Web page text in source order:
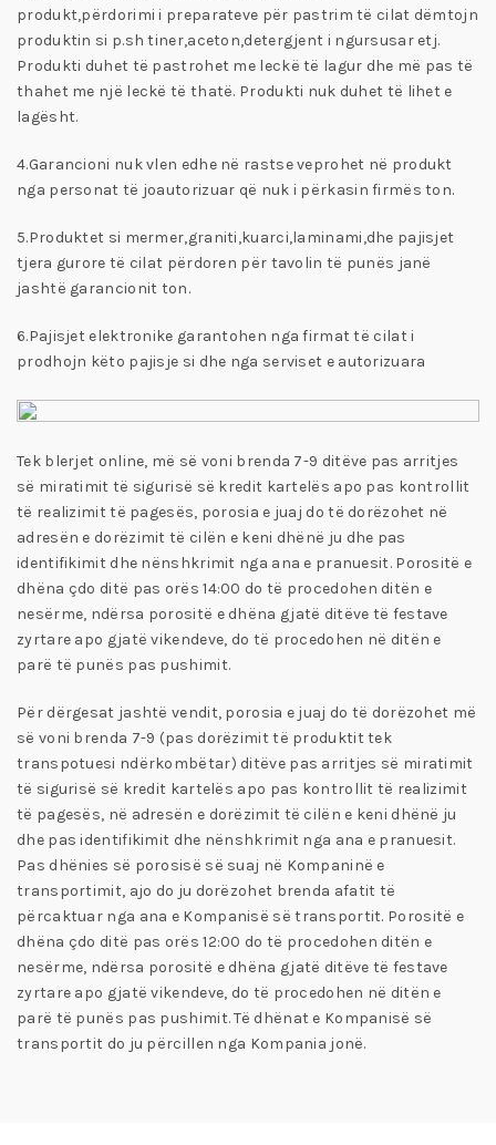
produkt,përdorimi i preparateve për pastrim të cilat dëmtojn
produktin si p.sh tiner,aceton,detergjent i ngursusar etj.
Produkti duhet të pastrohet me leckë të lagur dhe më pas të
thahet me një leckë të thatë. Produkti nuk duhet të lihet e
lagësht.
4.Garancioni nuk vlen edhe në rastse veprohet në produkt
nga personat të joautorizuar që nuk i përkasin firmës ton.
5.Produktet si mermer,graniti,kuarci,laminami,dhe pajisjet
tjera gurore të cilat përdoren për tavolin të punës janë
jashtë garancionit ton.
6.Pajisjet elektronike garantohen nga firmat të cilat i
prodhojn këto pajisje si dhe nga serviset e autorizuara
Tek blerjet online, më së voni brenda 7-9 ditëve pas arritjes
së miratimit të sigurisë së kredit kartelës apo pas kontrollit
të realizimit të pagesës, porosia e juaj do të dorëzohet në
adresën e dorëzimit të cilën e keni dhënë ju dhe pas
identifikimit dhe nënshkrimit nga ana e pranuesit. Porositë e
dhëna çdo ditë pas orës 14:00 do të procedohen ditën e
nesërme, ndërsa porositë e dhëna gjatë ditëve të festave
zyrtare apo gjatë vikendeve, do të procedohen në ditën e
parë të punës pas pushimit.
Për dërgesat jashtë vendit, porosia e juaj do të dorëzohet më
së voni brenda 7-9 (pas dorëzimit të produktit tek
transpotuesi ndërkombëtar) ditëve pas arritjes së miratimit
të sigurisë së kredit kartelës apo pas kontrollit të realizimit
të pagesës, në adresën e dorëzimit të cilën e keni dhënë ju
dhe pas identifikimit dhe nënshkrimit nga ana e pranuesit.
Pas dhënies së porosisë së suaj në Kompaninë e
transportimit, ajo do ju dorëzohet brenda afatit të
përcaktuar nga ana e Kompanisë së transportit. Porositë e
dhëna çdo ditë pas orës 12:00 do të procedohen ditën e
nesërme, ndërsa porositë e dhëna gjatë ditëve të festave
zyrtare apo gjatë vikendeve, do të procedohen në ditën e
parë të punës pas pushimit. Të dhënat e Kompanisë së
transportit do ju përcillen nga Kompania jonë.